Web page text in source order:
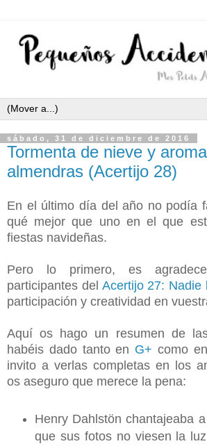
sábado, 31 de diciembre de 2016
Tormenta de nieve y
almendras (Acertijo 28)
En el último día del año no podía
qué mejor que uno en el que
fiestas navideñas.
Pero lo primero, es
participantes del Acertijo 27: Nadie
participación y creatividad en
Aquí os hago un resumen de
habéis dado tanto en G+ como
invito a verlas completas en los
os aseguro que merece la pena:
Henry Dahlstön chantajeaba
que sus fotos no viesen la